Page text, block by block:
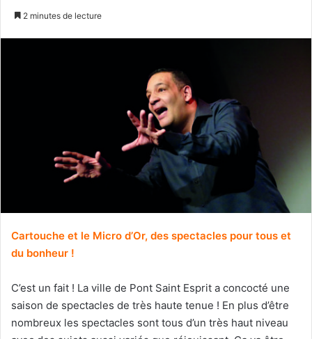
2 minutes de lecture
Cartouche et le Micro d’Or, des spectacles pour tous et
du bonheur !
C’est un fait ! La ville de Pont Saint Esprit a concocté une
saison de spectacles de très haute tenue ! En plus d’être
nombreux les spectacles sont tous d’un très haut niveau